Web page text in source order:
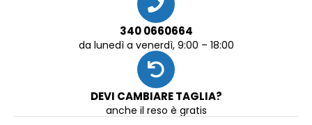
340 0660664
da lunedì a venerdì, 9:00 – 18:00
DEVI CAMBIARE TAGLIA?
anche il reso è gratis